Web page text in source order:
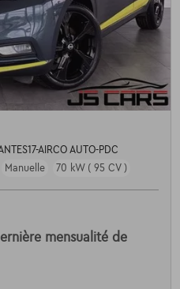
AIRCO AUTO-PDC
Manuelle 70 kW ( 95 CV )
mensualité de